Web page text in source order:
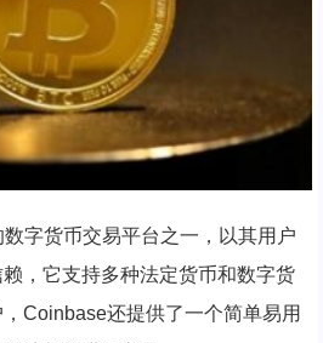
字货币交易平台之一，以其用户
，它支持多种法定货币和数字货
Coinbase还提供了一个简单易用